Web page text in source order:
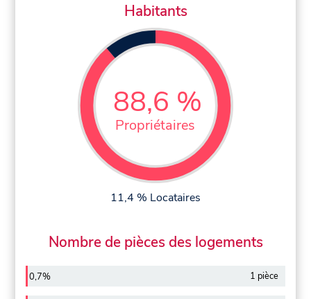
Habitants
88,6 %
Propriétaires
11,4 % Locataires
Nombre de pièces des logements
0,7% 1 pièce